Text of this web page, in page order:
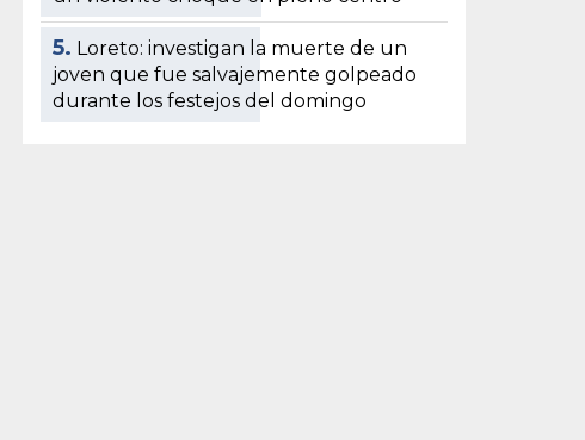
5. Loreto: investigan la muerte de un
joven que fue salvajemente golpeado
durante los festejos del domingo